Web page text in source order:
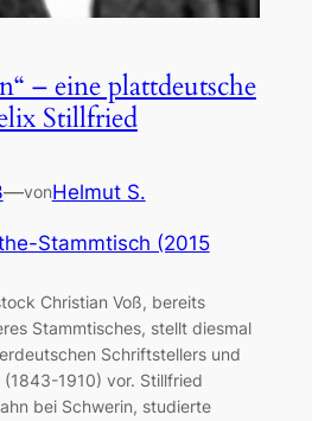
– eine plattdeutsche
Stillfried
—vonHelmut S.
Stammtisch (2015
Christian Voß, bereits
Stammtisches, stellt diesmal
Schriftstellers und
(1843-1910) vor. Stillfried
bei Schwerin, studierte